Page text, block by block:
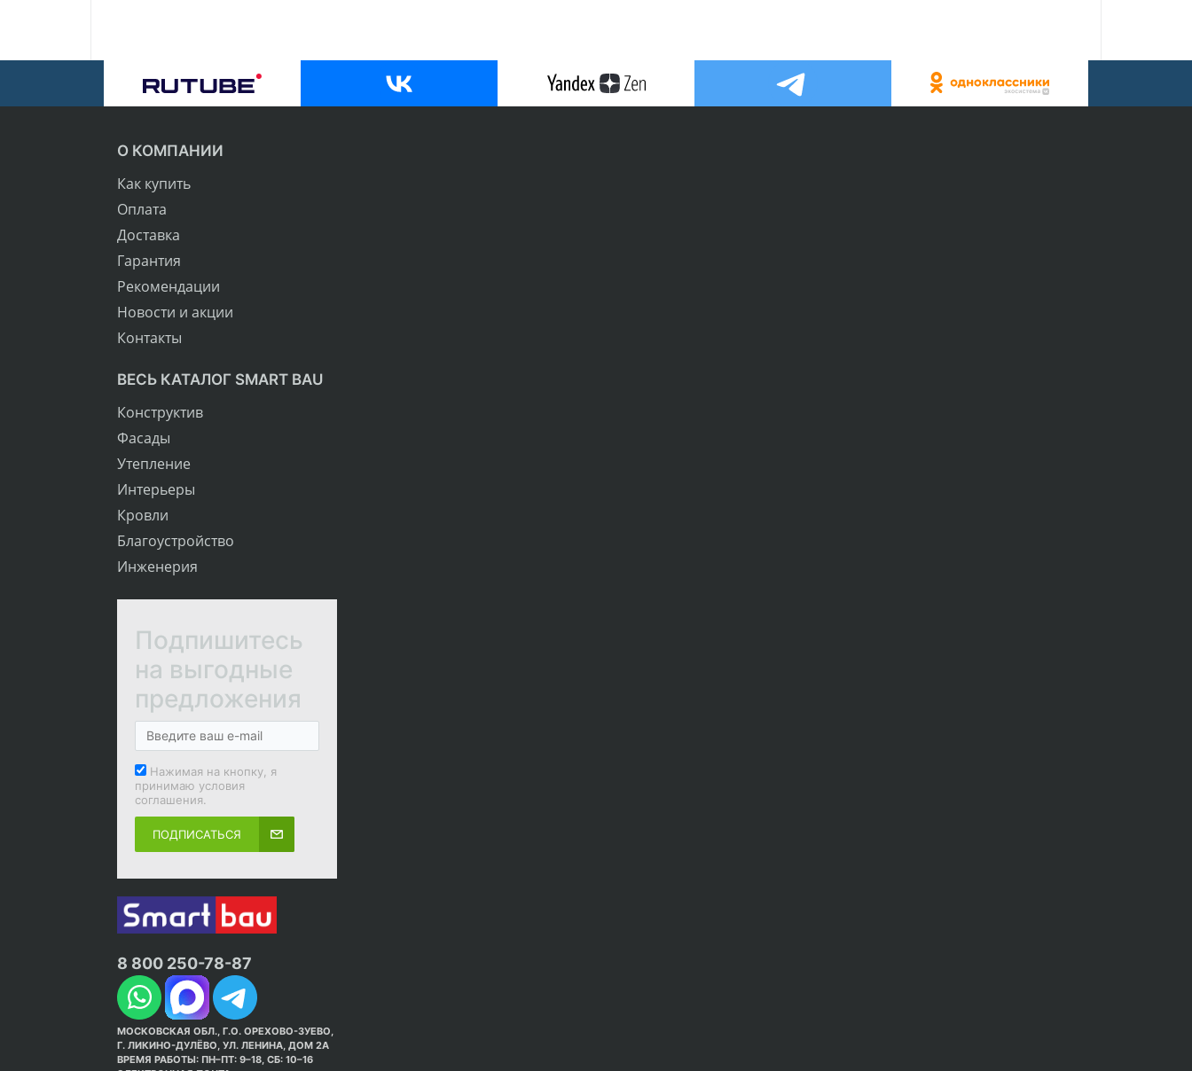
О КОМПАНИИ
Как купить
Оплата
Доставка
Гарантия
Рекомендации
Новости и акции
Контакты
ВЕСЬ КАТАЛОГ SMART BAU
Конструктив
Фасады
Утепление
Интерьеры
Кровли
Благоустройство
Инженерия
Подпишитесь
на выгодные
предложения
Нажимая на кнопку, я
принимаю условия
соглашения.
ПОДПИСАТЬСЯ
8 800 250-78-87
МОСКОВСКАЯ ОБЛ., Г.О. ОРЕХОВО-ЗУЕВО,
Г. ЛИКИНО-ДУЛЁВО, УЛ. ЛЕНИНА, ДОМ 2А
ВРЕМЯ РАБОТЫ: ПН–ПТ: 9–18, СБ: 10–16